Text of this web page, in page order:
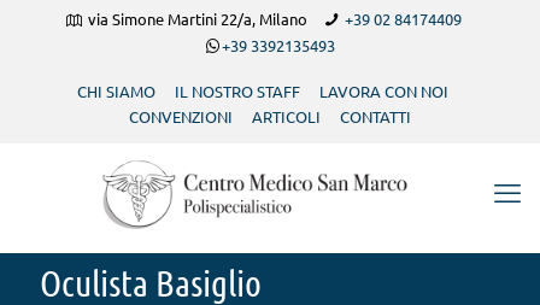
via Simone Martini 22/a, Milano
+39 02 84174409
+39 3392135493
CHI SIAMO IL NOSTRO STAFF
LAVORA CON NOI
CONVENZIONI
ARTICOLI CONTATTI
Oculista Basiglio